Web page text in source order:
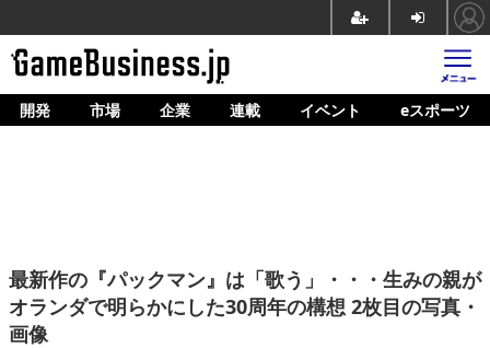
ホーム
企業動向
人材育成
開発 市場 企業 連載 イベント eスポーツ
最新作の『パックマン』は「歌う」・・・生みの親が
オランダで明らかにした30周年の構想 2枚目の写真・
画像